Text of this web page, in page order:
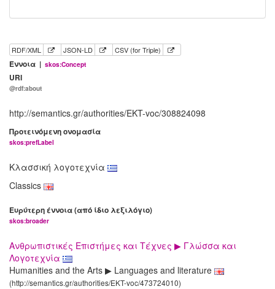
RDF/XML JSON-LD CSV (for Triple)
Έννοια | skos:Concept
URI
@rdf:about
http://semantics.gr/authorities/EKT-voc/308824098
Προτεινόμενη ονομασία
skos:prefLabel
Κλασσική λογοτεχνία
Classics
Ευρύτερη έννοια (από ίδιο λεξιλόγιο)
skos:broader
Ανθρωπιστικές Επιστήμες και Τέχνες ▶ Γλώσσα και
Λογοτεχνία
Humanities and the Arts ▶ Languages and literature
(http://semantics.gr/authorities/EKT-voc/473724010)